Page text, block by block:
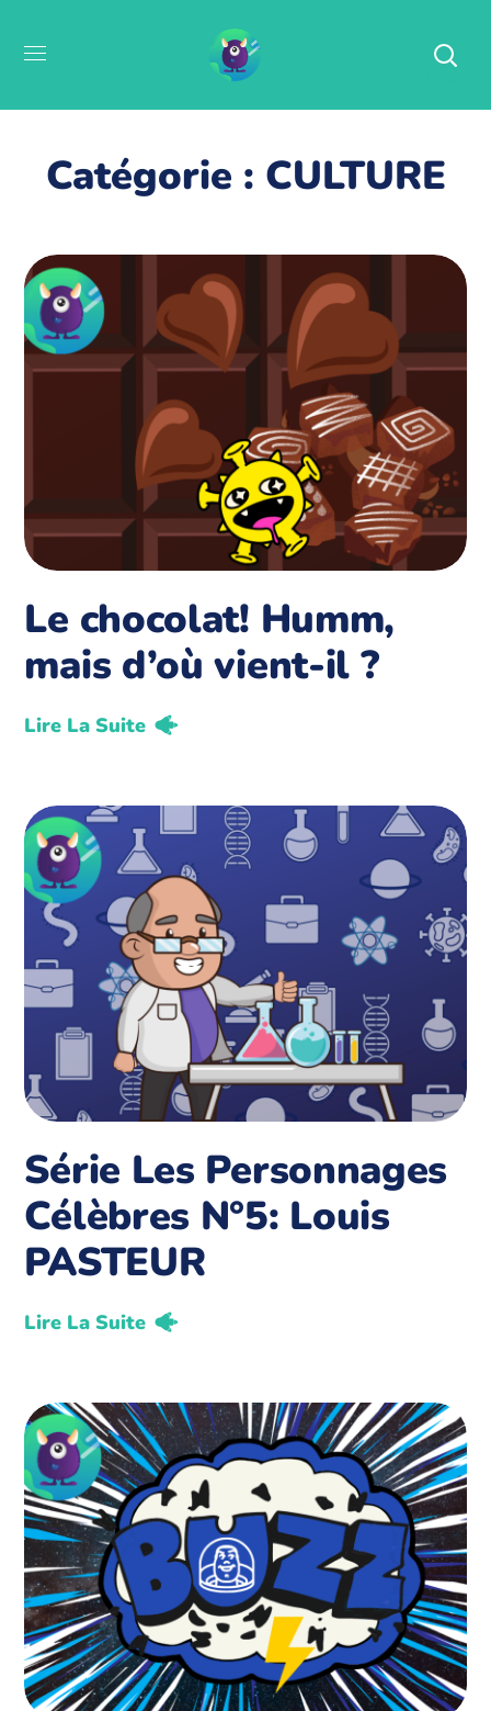
Catégorie : CULTURE
Le chocolat! Humm,
mais d’où vient-il ?
Lire La Suite
Série Les Personnages
Célèbres N°5: Louis
PASTEUR
Lire La Suite